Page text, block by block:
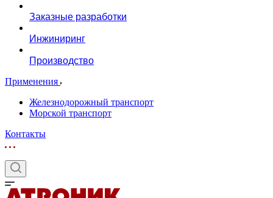
Заказные разработки
Инжиниринг
Производство
Применения
Железнодорожный транспорт
Морской транспорт
Контакты